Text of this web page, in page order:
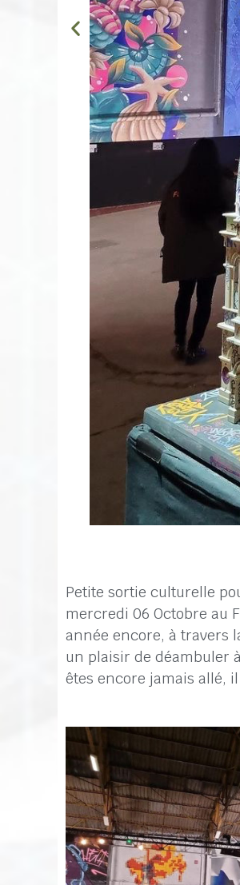
Petite sortie culturelle
mercredi 06 Octobre au
année encore, à travers
un plaisir de déambuler
êtes encore jamais allé,